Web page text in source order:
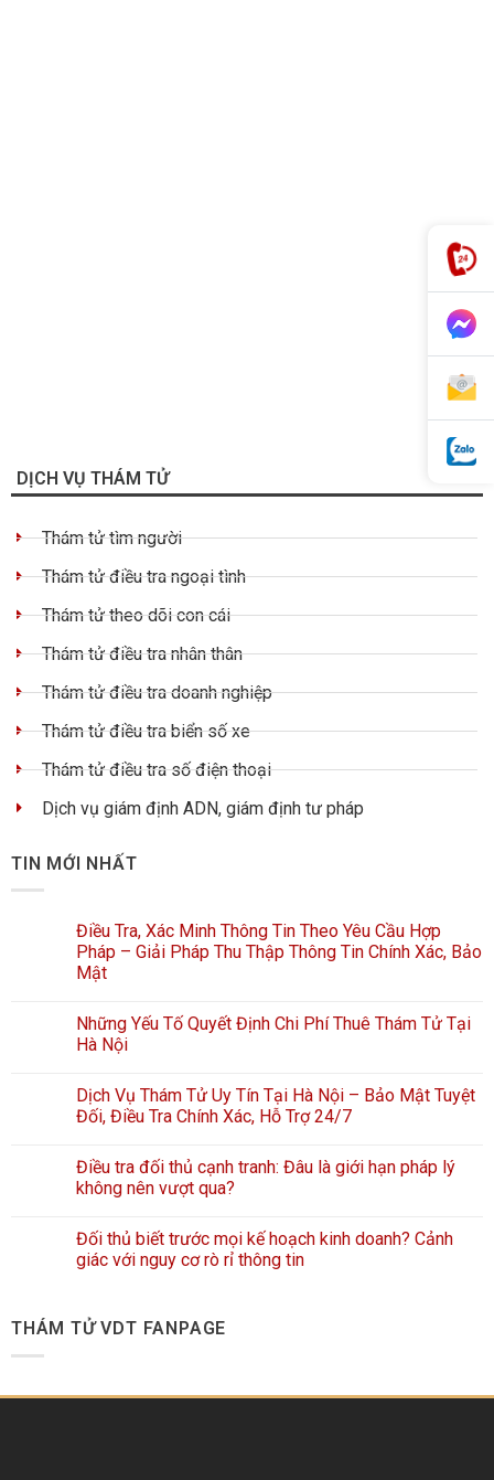
DỊCH VỤ THÁM TỬ
Thám tử tìm người
Thám tử điều tra ngoại tình
Thám tử theo dõi con cái
Thám tử điều tra nhân thân
Thám tử điều tra doanh nghiệp
Thám tử điều tra biển số xe
Thám tử điều tra số điện thoại
Dịch vụ giám định ADN, giám định tư pháp
TIN MỚI NHẤT
Điều Tra, Xác Minh Thông Tin Theo Yêu Cầu Hợp
Pháp – Giải Pháp Thu Thập Thông Tin Chính Xác, Bảo
Mật
Những Yếu Tố Quyết Định Chi Phí Thuê Thám Tử Tại
Hà Nội
Dịch Vụ Thám Tử Uy Tín Tại Hà Nội – Bảo Mật Tuyệt
Đối, Điều Tra Chính Xác, Hỗ Trợ 24/7
Điều tra đối thủ cạnh tranh: Đâu là giới hạn pháp lý
không nên vượt qua?
Đối thủ biết trước mọi kế hoạch kinh doanh? Cảnh
giác với nguy cơ rò rỉ thông tin
THÁM TỬ VDT FANPAGE